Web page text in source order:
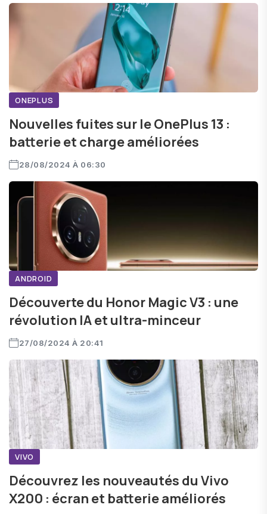
ONEPLUS
Nouvelles fuites sur le OnePlus 13 :
batterie et charge améliorées
28/08/2024 À 06:30
ANDROID
Découverte du Honor Magic V3 : une
révolution IA et ultra-minceur
27/08/2024 À 20:41
VIVO
Découvrez les nouveautés du Vivo
X200 : écran et batterie améliorés